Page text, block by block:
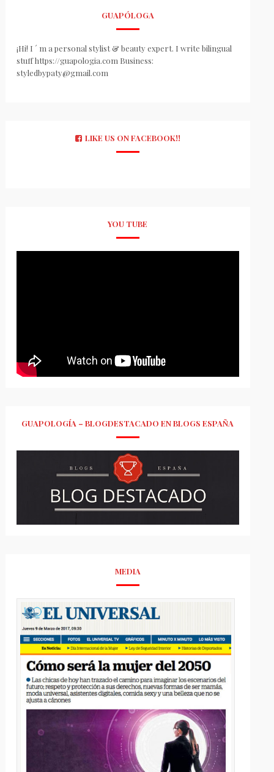
GUAPÓLOGA
¡Hi! I ´ m a personal stylist & beauty expert. I write bilingual
stuff https://guapologia.com Business:
styledbypaty@gmail.com
LIKE US ON FACEBOOK!!
YOU TUBE
GUAPOLOGÍA – BLOGDESTACADO EN BLOGS ESPAÑA
MEDIA